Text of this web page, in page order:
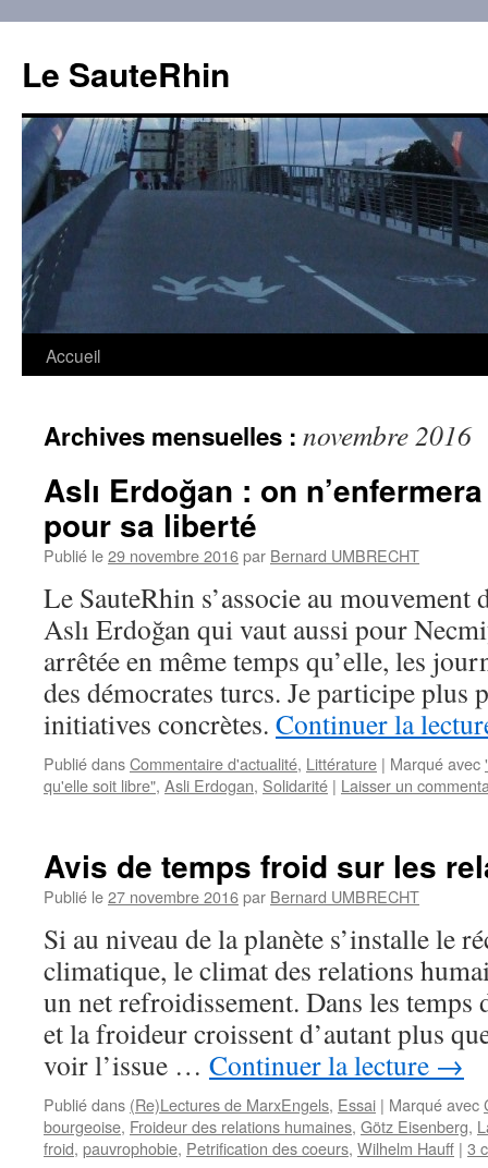
contenu
Le SauteRhin
Accueil
Archives mensuelles : novembre 2016
Aslı Erdoğan : on
pour sa liberté
Publié le29 novembre 2016par Bernard UMBRECHT
Le SauteRhin s’associe au mouvement
Aslı Erdoğan qui vaut aussi pour
arrêtée en même temps qu’elle, les
des démocrates turcs. Je participe plus
initiatives concrètes. Continuer la
Publié dansCommentaire d'actualité, Littérature | Marqué avec
qu'elle soit libre", Asli Erdogan, Solidarité | Laisser un
Avis de temps froid sur les
Publié le27 novembre 2016par Bernard UMBRECHT
Si au niveau de la planète s’installe le
climatique, le climat des relations
un net refroidissement. Dans les temps
et la froideur croissent d’autant plus
voir l’issue … Continuer la lecture →
Publié dans (Re)Lectures de MarxEngels, Essai | Marqué avec
bourgeoise, Froideur des relations humaines, Götz Eisenberg,
froid, pauvrophobie, Petrification des coeurs, Wilhelm Hauff | 3